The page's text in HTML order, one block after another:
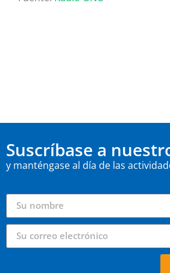
Suscríbase a
y manténgase al día de las